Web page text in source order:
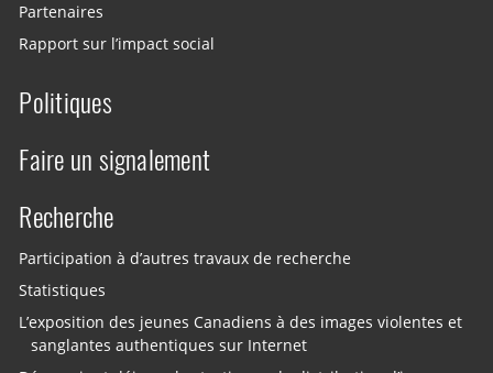
Partenaires
Rapport sur l’impact social
Politiques
Faire un signalement
Recherche
Participation à d’autres travaux de recherche
Statistiques
L’exposition des jeunes Canadiens à des images violentes et
sanglantes authentiques sur Internet